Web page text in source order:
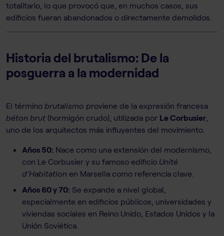
totalitario, lo que provocó que, en muchos casos, sus
edificios fueran abandonados o directamente demolidos.
Historia del brutalismo: De la
posguerra a la modernidad
El término brutalismo proviene de la expresión francesa
béton brut (hormigón crudo), utilizada por Le Corbusier
uno de los arquitectos más influyentes del movimiento.
Años 50: Nace como una extensión del modernismo,
con Le Corbusier y su famoso edificio Unité
d’Habitation en Marsella como referencia clave.
Años 60 y 70: Se expande a nivel global,
especialmente en edificios públicos, universidades y
viviendas sociales en Reino Unido, Estados Unidos y la
Unión Soviética.